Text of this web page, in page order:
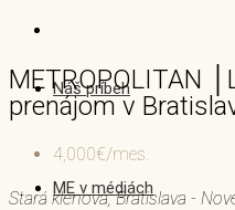
Náš príbeh
ME v médiách
METROPOLITAN
prenájom v
4,000€/mes.
Stará klenová, Bratislava -